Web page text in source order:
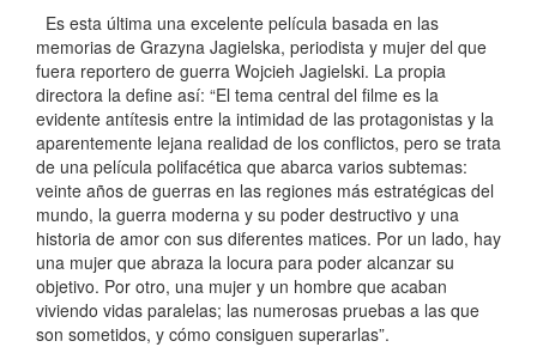
Es esta última una excelente película basada en las
memorias de Grazyna Jagielska, periodista y mujer del que
fuera reportero de guerra Wojcieh Jagielski. La propia
directora la define así: “El tema central del filme es la
evidente antítesis entre la intimidad de las protagonistas y la
aparentemente lejana realidad de los conflictos, pero se trata
de una película polifacética que abarca varios subtemas:
veinte años de guerras en las regiones más estratégicas del
mundo, la guerra moderna y su poder destructivo y una
historia de amor con sus diferentes matices. Por un lado, hay
una mujer que abraza la locura para poder alcanzar su
objetivo. Por otro, una mujer y un hombre que acaban
viviendo vidas paralelas; las numerosas pruebas a las que
son sometidos, y cómo consiguen superarlas”.